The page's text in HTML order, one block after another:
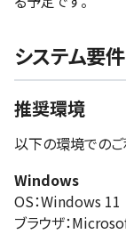
システム要件
推奨環境
以下の環境でのご
Windows
OS：Windows 11
ブラウザ：